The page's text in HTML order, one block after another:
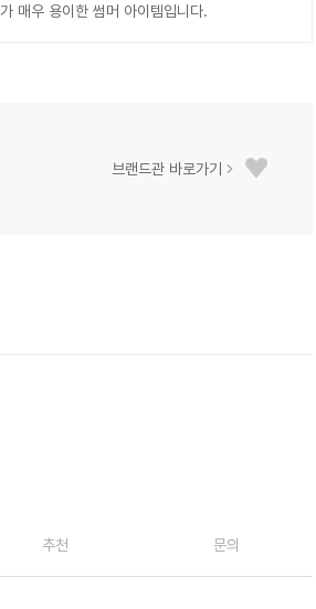
매우 용이한 썸머 아이템입니다.
브랜드관 바로가기
추천 문의